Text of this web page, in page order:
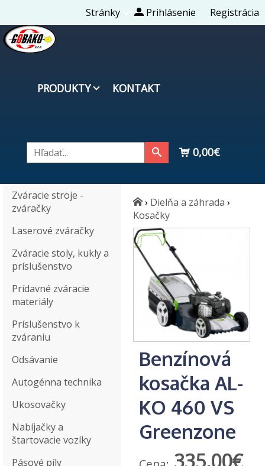
Stránky Prihlásenie Registrácia
PRODUKTY KONTAKT
0,00€
Zváracie stroje -
zváračky
Laserové zváračky
Zváracie stoly, kukly a
príslušenstvo
Prídavné zváracie
materiály
Príslušenstvo k
zváraniu
Odsávanie
Autogénna technika
Ukosovačky
Nabíjačky a
štartovacie vozíky
Pásové píly
› Dielňa a záhrada ›
Kosačky
Benzínová
kosačka AL-
KO 460 VS
Greenzone